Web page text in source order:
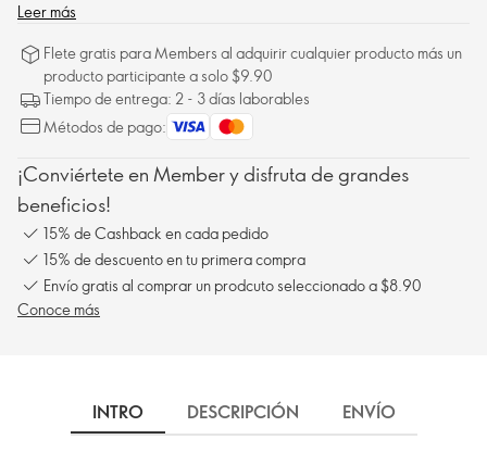
Leer más
Flete gratis para Members al adquirir cualquier producto más un
producto participante a solo $9.90
Tiempo de entrega: 2 - 3 días laborables
Métodos de pago:
¡Conviértete en Member y disfruta de grandes
beneficios!
15% de Cashback en cada pedido
15% de descuento en tu primera compra
Envío gratis al comprar un prodcuto seleccionado a $8.90
Conoce más
INTRO DESCRIPCIÓN ENVÍO